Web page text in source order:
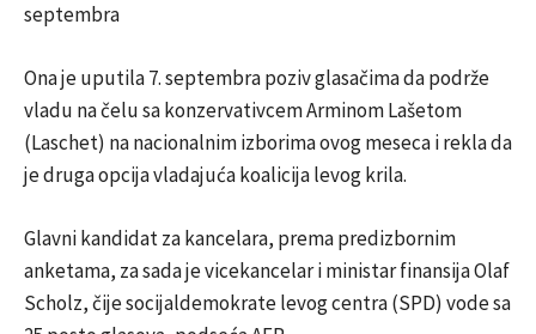
septembra
Ona je uputila 7. septembra poziv glasačima da podrže
vladu na čelu sa konzervativcem Arminom Lašetom
(Laschet) na nacionalnim izborima ovog meseca i rekla da
je druga opcija vladajuća koalicija levog krila.
Glavni kandidat za kancelara, prema predizbornim
anketama, za sada je vicekancelar i ministar finansija Olaf
Scholz, čije socijaldemokrate levog centra (SPD) vode sa